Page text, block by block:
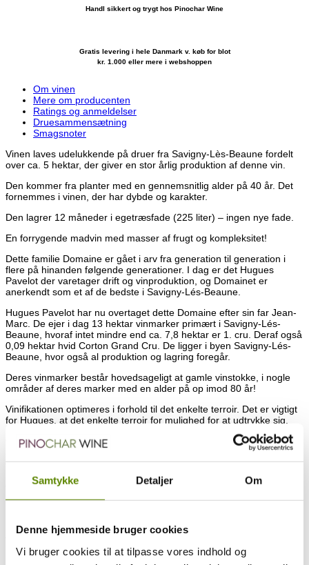
Samtykke Detaljer Om
Denne hjemmeside bruger cookies
Vi bruger cookies til at tilpasse vores indhold og
Handl sikkert og trygt hos Pinochar Wine
Gratis levering i hele Danmark v. køb for blot
kr. 1.000 eller mere i webshoppen
Om vinen
Mere om producenten
Ratings og anmeldelser
Druesammensætning
Smagsnoter
Vinen laves udelukkende på druer fra Savigny-Lès-Beaune fordelt
over ca. 5 hektar, der giver en stor årlig produktion af denne vin.
Den kommer fra planter med en gennemsnitlig alder på 40 år. Det
fornemmes i vinen, der har dybde og karakter.
Den lagrer 12 måneder i egetræsfade (225 liter) – ingen nye fade.
En forrygende madvin med masser af frugt og kompleksitet!
Dette familie Domaine er gået i arv fra generation til generation i
flere på hinanden følgende generationer. I dag er det Hugues
Pavelot der varetager drift og vinproduktion, og Domainet er
anerkendt som et af de bedste i Savigny-Lés-Beaune.
Hugues Pavelot har nu overtaget dette Domaine efter sin far Jean-
Marc. De ejer i dag 13 hektar vinmarker primært i Savigny-Lés-
Beaune, hvoraf intet mindre end ca. 7,8 hektar er 1. cru. Deraf også
0,09 hektar hvid Corton Grand Cru. De ligger i byen Savigny-Lés-
Beaune, hvor også al produktion og lagring foregår.
Deres vinmarker består hovedsageligt at gamle vinstokke, i nogle
områder af deres marker med en alder på op imod 80 år!
Vinifikationen optimeres i forhold til det enkelte terroir. Det er vigtigt
for Hugues, at det enkelte terroir for mulighed for at udtrykke sig.
Gæringen af de hvide vine startes i tank, men forsætter i 6-8 uger
på træfade. Der foretages løbende omrøring i fadene under
gæringen. Efter gæring er afsluttet lagrer vinen på bundfaldet i 10-
12 måneder. Den malolaktiske gæring sker umiddelbart efter endt
gæring, og overstås forholdsvis hurtigt.
Lagring sker også på træfade, og der anvendes kun 10-30% nye
fade. De lagrer i 10-16 måneder – 1.cru naturligvis i længst tid.
Endnu et pletskud til det voksende kvalitetssortiment hos Pinochar